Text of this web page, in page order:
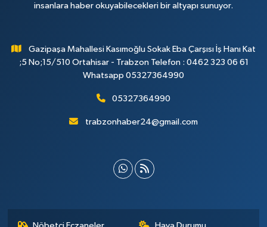
insanlara haber okuyabilecekleri bir altyapı sunuyor.
Gazipaşa Mahallesi Kasımoğlu Sokak Eba Çarşısı İş Hanı Kat
;5 No;15/510 Ortahisar - Trabzon Telefon : 0462 323 06 61
Whatsapp 05327364990
05327364990
trabzonhaber24@gmail.com